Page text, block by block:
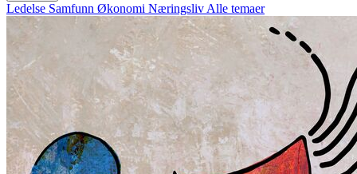
Ledelse Samfunn Økonomi Næringsliv Alle temaer